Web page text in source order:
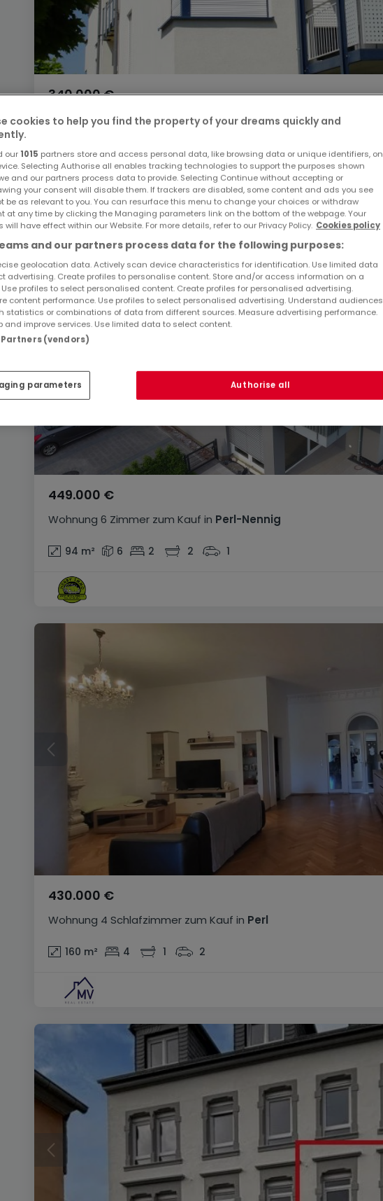
Wohnung3 Zimmer zum Kauf inPerl
340.000 €
92 m² 3 2 1
Wohnung 6 Zimmer zum Kauf in Perl-Nennig
449.000 €
94 m² 6 2 2 1
Wohnung 4 Schlafzimmer zum Kauf in Perl
430.000 €
160 m² 4 1 2
cookies to help you find the property of your dreams quickly and
our 1015 partners store and access personal data, like browsing data or unique identifiers, on
Selecting Authorise all enables tracking technologies to support the purposes shown
and our partners process data to provide. Selecting Continue without accepting or
your consent will disable them. If trackers are disabled, some content and ads you see
be as relevant to you. You can resurface this menu to change your choices or withdraw
at any time by clicking the Managing parameters link on the bottom of the webpage. Your
will have effect within our Website. For more details, refer to our Privacy Policy. Cookies policy
and our partners process data for the following purposes:
geolocation data. Actively scan device characteristics for identification. Use limited data
advertising. Create profiles to personalise content. Store and/or access information on a
Use profiles to select personalised content. Create profiles for personalised advertising.
content performance. Use profiles to select personalised advertising. Understand audiences
statistics or combinations of data from different sources. Measure advertising performance.
and improve services. Use limited data to select content.
Partners (vendors)
parameters Authorise all